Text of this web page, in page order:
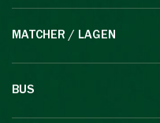
MATCHER / LAGEN
BUS